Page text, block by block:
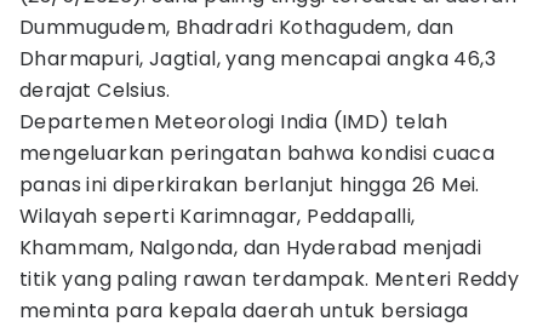
Dummugudem, Bhadradri Kothagudem, dan
Dharmapuri, Jagtial, yang mencapai angka 46,3
derajat Celsius.
Departemen Meteorologi India (IMD) telah
mengeluarkan peringatan bahwa kondisi cuaca
panas ini diperkirakan berlanjut hingga 26 Mei.
Wilayah seperti Karimnagar, Peddapalli,
Khammam, Nalgonda, dan Hyderabad menjadi
titik yang paling rawan terdampak. Menteri Reddy
meminta para kepala daerah untuk bersiaga